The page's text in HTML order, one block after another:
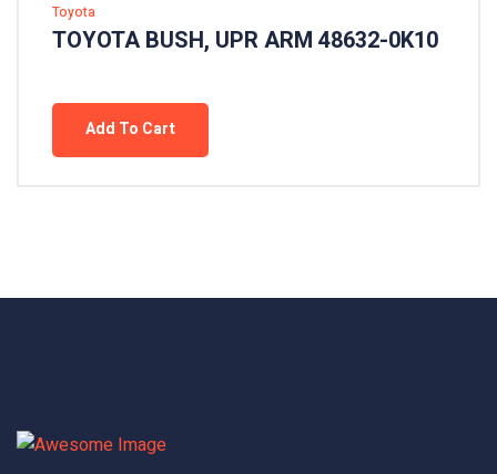
Toyota
TOYOTA BUSH, UPR ARM 48632-0K10
Add To Cart